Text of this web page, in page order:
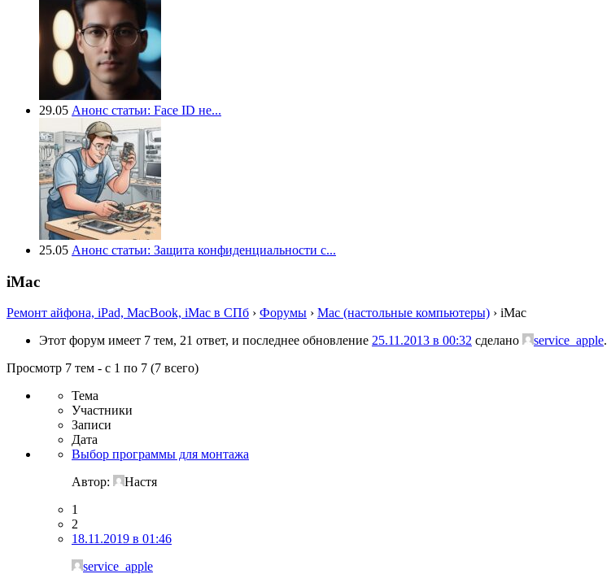
29.05 Анонс статьи: Face ID не...
25.05 Анонс статьи: Защита конфиденциальности с...
iMac
Ремонт айфона, iPad, MacBook, iMac в СПб › Форумы › Mac (настольные компьютеры) › iMac
Этот форум имеет 7 тем, 21 ответ, и последнее обновление 25.11.2013 в 00:32 сделано service_apple.
Просмотр 7 тем - с 1 по 7 (7 всего)
Тема
Участники
Записи
Дата
Выбор программы для монтажа
Автор:
Настя
1
2
18.11.2019 в 01:46
service_apple